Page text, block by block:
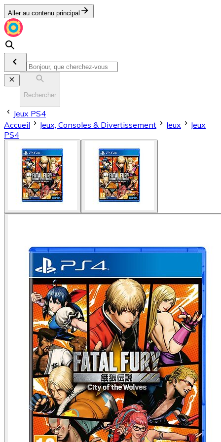
Aller au contenu principal
Rechercher
Jeux PS4
Accueil
Jeux, Consoles & Divertissement Jeux
Jeux
PS4